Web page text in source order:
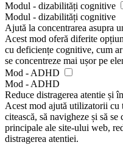
Modul - dizabilități cognitive
Modul - dizabilități cognitive
Ajută la concentrarea asupra
Acest mod oferă diferite
cu deficiențe cognitive, cum
se concentreze mai ușor pe
Mod - ADHD
Mod - ADHD
Reduce distragerea atentie și
Acest mod ajută utilizatorii
citească, să navigheze și să
principale ale site-ului web,
distragerea atentiei.